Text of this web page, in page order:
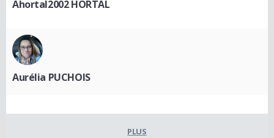
Ahortal2002 HORTAL
Aurélia PUCHOIS
PLUS